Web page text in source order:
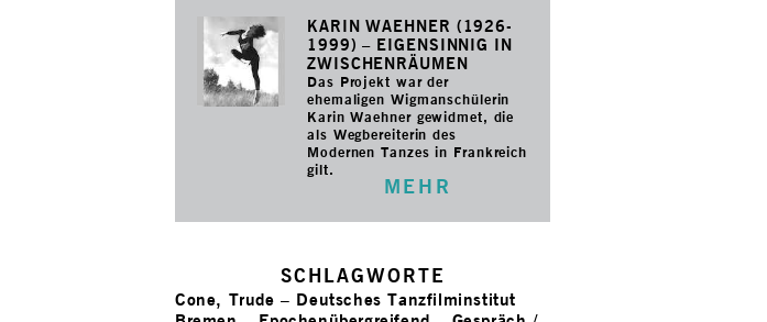
KARIN WAEHNER (1926-
1999) – EIGENSINNIG IN
ZWISCHENRÄUMEN
Das Projekt war der
ehemaligen Wigmanschülerin
Karin Waehner gewidmet, die
als Wegbereiterin des
Modernen Tanzes in Frankreich
gilt.
MEHR
SCHLAGWORTE
Cone, Trude – Deutsches Tanzfilminstitut